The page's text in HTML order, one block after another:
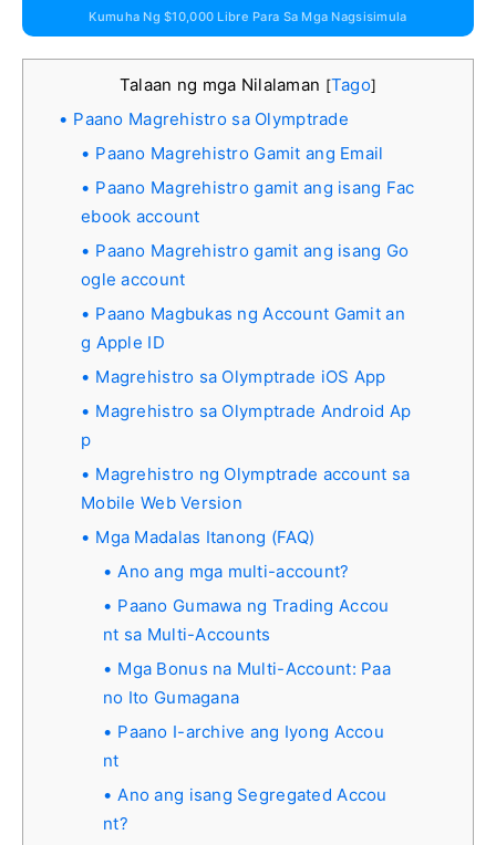
Kumuha Ng $10,000 Libre Para Sa Mga Nagsisimula
Talaan ng mga Nilalaman [Tago]
Paano Magrehistro sa Olymptrade
Paano Magrehistro Gamit ang Email
Paano Magrehistro gamit ang isang Fac
ebook account
Paano Magrehistro gamit ang isang Go
ogle account
Paano Magbukas ng Account Gamit an
g Apple ID
Magrehistro sa Olymptrade iOS App
Magrehistro sa Olymptrade Android Ap
p
Magrehistro ng Olymptrade account sa
Mobile Web Version
Mga Madalas Itanong (FAQ)
Ano ang mga multi-account?
Paano Gumawa ng Trading Accou
nt sa Multi-Accounts
Mga Bonus na Multi-Account: Paa
no Ito Gumagana
Paano I-archive ang Iyong Accou
nt
Ano ang isang Segregated Accou
nt?